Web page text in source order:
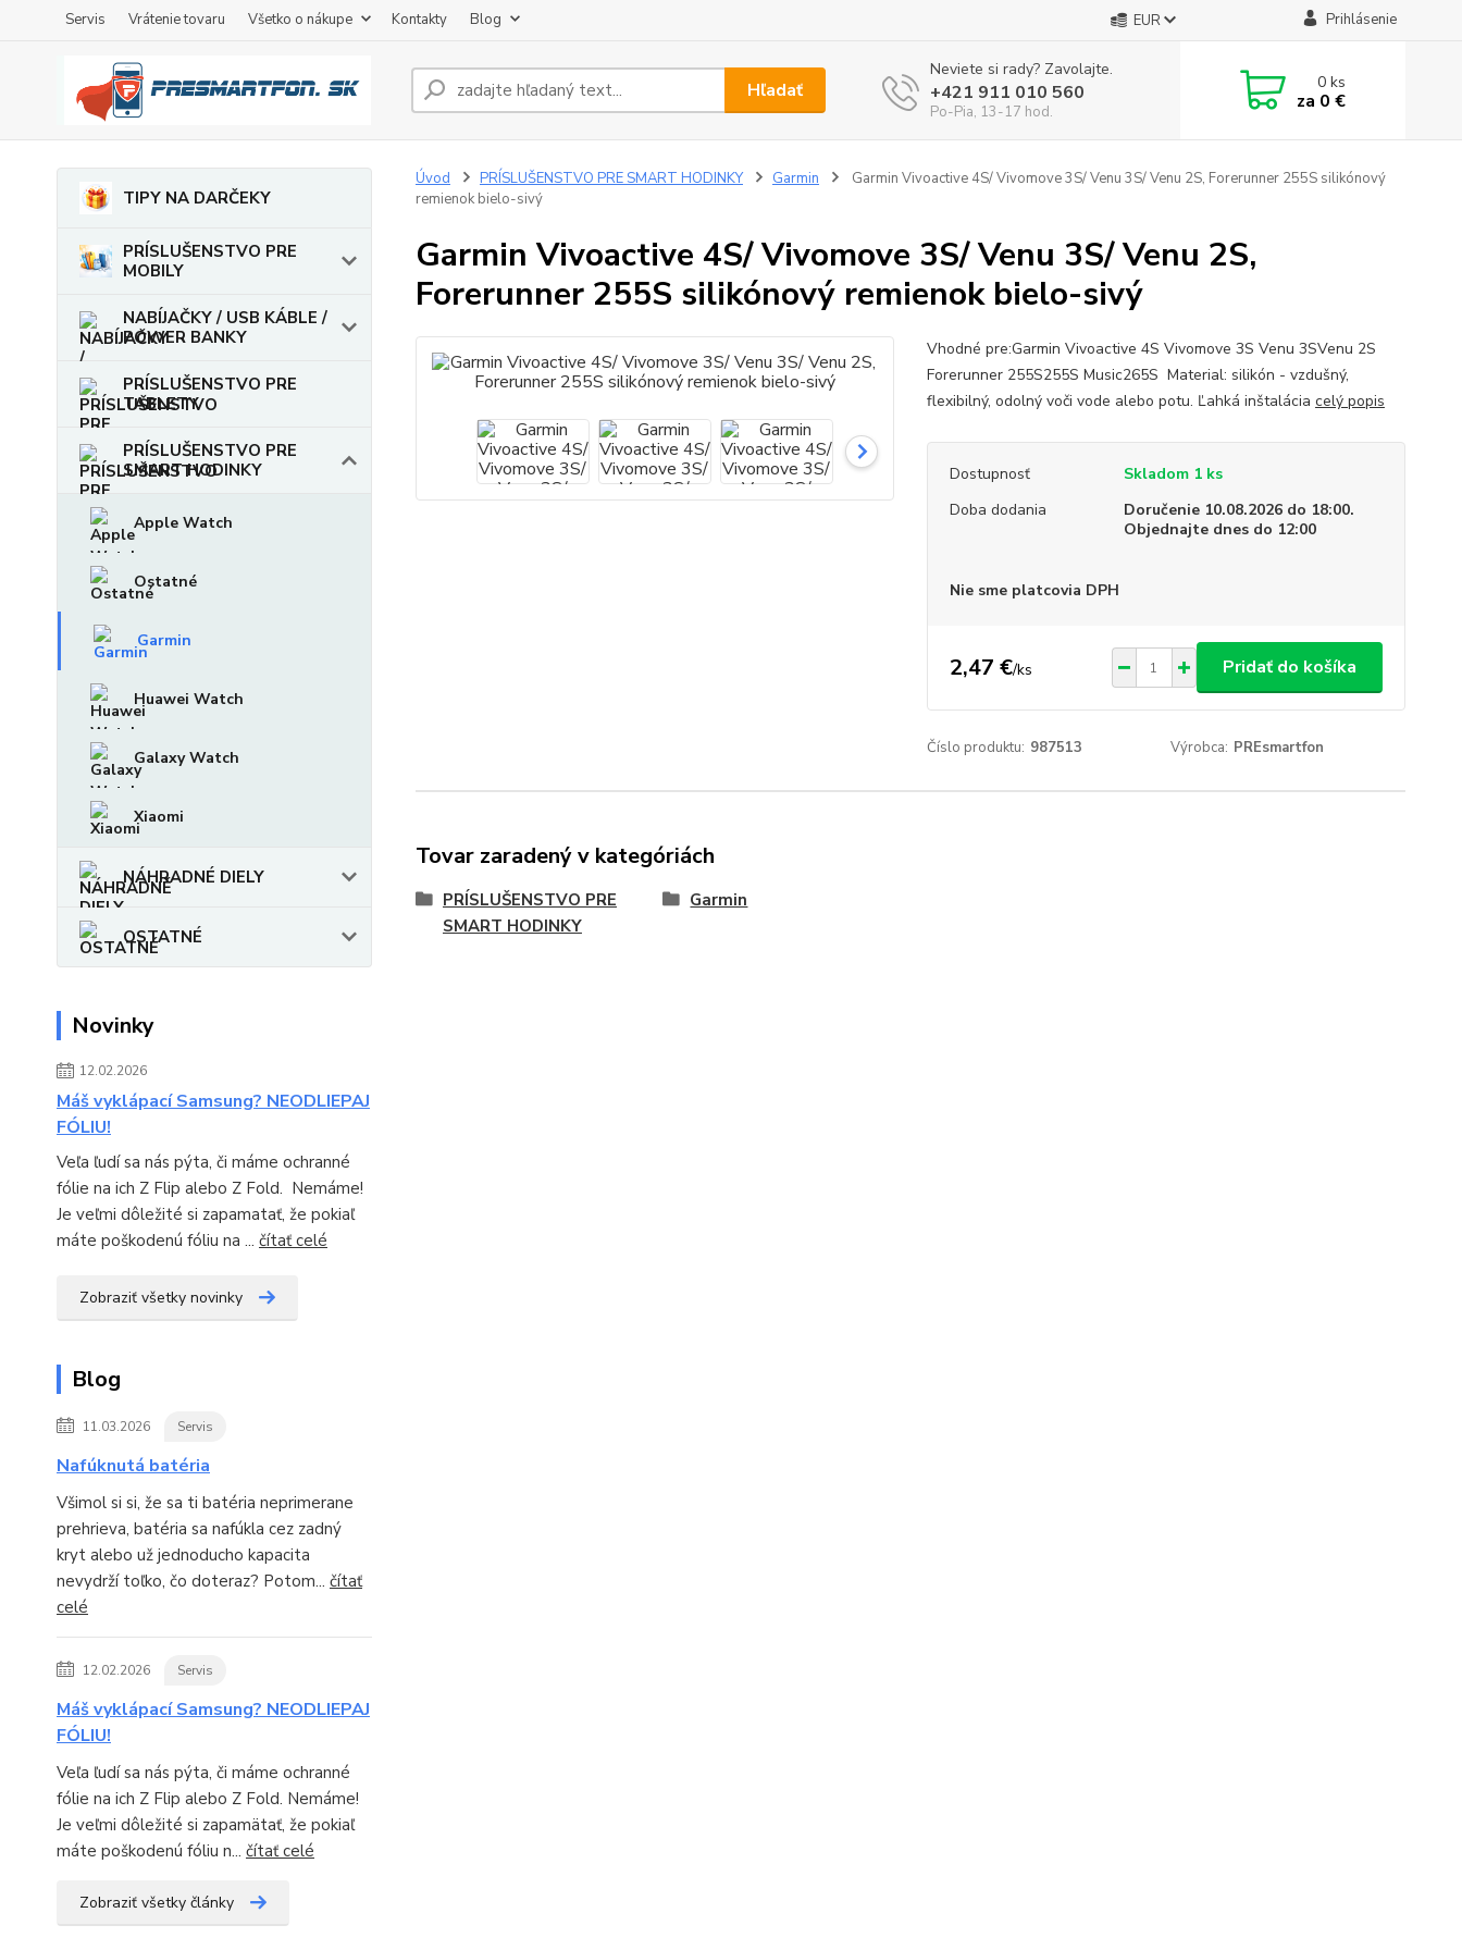
Servis Vrátenie tovaru Všetko o nákupe Kontakty Blog EUR Prihlásenie
Hľadať
Neviete si rady? Zavolajte.
+421 911 010 560
Po-Pia, 13-17 hod.
0ks
za 0 €
TIPY NA DARČEKY
PRÍSLUŠENSTVO PRE
MOBILY
NABÍJAČKY / USB KÁBLE /
POWER BANKY
PRÍSLUŠENSTVO PRE
TABLETY
PRÍSLUŠENSTVO PRE
SMART HODINKY
Apple Watch
Ostatné
Garmin
Huawei Watch
Galaxy Watch
Xiaomi
NÁHRADNÉ DIELY
OSTATNÉ
Novinky
12.02.2026
Máš vyklápací Samsung? NEODLIEPAJ
FÓLIU!
Veľa ľudí sa nás pýta, či máme ochranné
fólie na ich Z Flip alebo Z Fold. Nemáme!
Je veľmi dôležité si zapamatať, že pokiaľ
máte poškodenú fóliu na ... čítať celé
Zobraziť všetky novinky
Blog
11.03.2026 Servis
Nafúknutá batéria
Všimol si si, že sa ti batéria neprimerane
prehrieva, batéria sa nafúkla cez zadný
kryt alebo už jednoducho kapacita
nevydrží toľko, čo doteraz? Potom... čítať
celé
12.02.2026 Servis
Máš vyklápací Samsung? NEODLIEPAJ
FÓLIU!
Veľa ľudí sa nás pýta, či máme ochranné
fólie na ich Z Flip alebo Z Fold. Nemáme!
Je veľmi dôležité si zapamätať, že pokiaľ
máte poškodenú fóliu n... čítať celé
Zobraziť všetky články
Úvod PRÍSLUŠENSTVO PRE SMART HODINKY Garmin
Garmin Vivoactive 4S/ Vivomove 3S/ Venu 3S/ Venu 2S, Forerunner 255S silikónový
remienok bielo-sivý
Garmin Vivoactive 4S/ Vivomove 3S/ Venu 3S/ Venu 2S,
Forerunner 255S silikónový remienok bielo-sivý
Vhodné pre:Garmin Vivoactive 4S Vivomove 3S Venu 3SVenu 2S
Forerunner 255S255S Music265S Material: silikón - vzdušný,
flexibilný, odolný voči vode alebo potu. Ľahká inštalácia celý popis
Dostupnosť
Skladom 1 ks
Doba dodania
Doručenie 10.08.2026 do 18:00.
Objednajte dnes do 12:00
Nie sme platcovia DPH
2,47 €/ks Pridať do košíka
Číslo produktu: 987513 Výrobca: PREsmartfon
Tovar zaradený v kategóriách
PRÍSLUŠENSTVO PRE
SMART HODINKY
Garmin